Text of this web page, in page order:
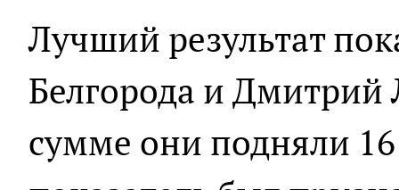
Лучший результат
Белгорода и
сумме они подняли